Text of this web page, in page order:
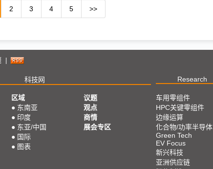
2 3 4 5 >>
|
科技网 Research
区域
● 东南亚
● 印度
● 东亚/中国
● 国际
● 图表
议题
观点
商情
展会专区
车用零组件
HPC关键零组件
边缘运算
化合物/功率半导体
Green Tech
EV Focus
新兴科技
亚洲供应链